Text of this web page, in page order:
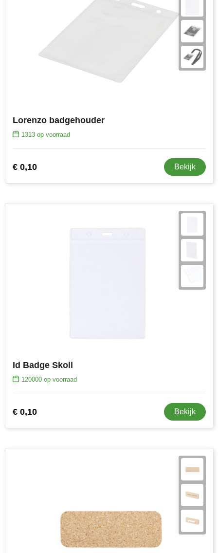
Lorenzo badgehouder
1313op voorraad
€ 0,10 Bekijk
Id Badge Skoll
120000op voorraad
€ 0,10 Bekijk